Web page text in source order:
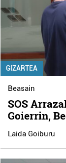
GIZARTEA
Beasain
SOS
Goierrin,
Laida Goiburu